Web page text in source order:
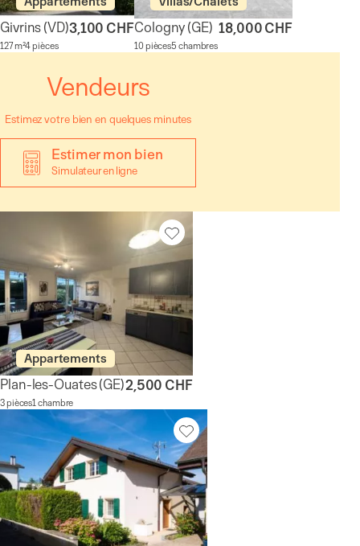
Givrins(VD)
127 m²4 pièces
3,100 CHFCologny(GE)
10 pièces5 chambres
18,000 CHF
Vendeurs
Estimez votre bien en quelques minutes
Estimer mon bien
Simulateur en ligne
Appartements
Plan-les-Ouates(GE)
3 pièces1 chambre
2,500 CHF